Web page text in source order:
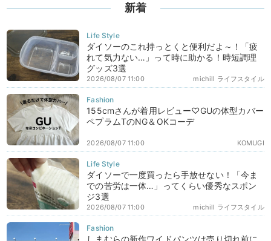
新着
ダイソーのこれ持っとくと便利だよ～！「疲
れて気力ない…」って時に助かる！時短調理
グッズ3選
michill ライフスタイル
2026/08/07 11:00
155cmさんが着用レビュー♡GUの体型カバー
ペプラムTのNG＆OKコーデ
KOMUGI
2026/08/07 11:00
ダイソーで一度買ったら手放せない！「今ま
での苦労は一体…」ってくらい優秀なスポン
ジ3選
michill ライフスタイル
2026/08/07 11:00
しまむらの新作ワイドパンツは売り切れ前に